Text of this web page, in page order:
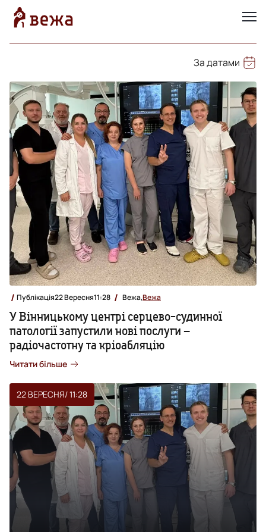
За датами
Публікація22 Вересня11:28 Вежа,Вежа
У Вінницькому центрі серцево-судинної
патології запустили нові послуги –
радіочастотну та кріоабляцію
Читати більше
22 ВЕРЕСНЯ/ 11:28